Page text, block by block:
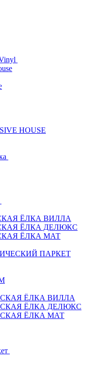
HOUSE
ЁЛКА ВИЛЛА
ЁЛКА ДЕЛЮКС
ЁЛКА МАТ
ПАРКЕТ
ЁЛКА ВИЛЛА
ЁЛКА ДЕЛЮКС
ЁЛКА МАТ